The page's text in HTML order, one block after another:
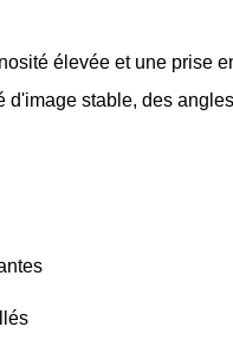
élevée et une prise
stable, des